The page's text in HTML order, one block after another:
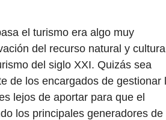
el turismo era algo muy
del recurso natural y
del siglo XXI. Quizás sea
de los encargados de gestionar
lejos de aportar para que el
los principales generadores de